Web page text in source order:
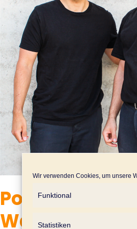
Wir verwenden Cookies, um unsere
Funktional
Statistiken
Podcast #54 |
Was Sie heute